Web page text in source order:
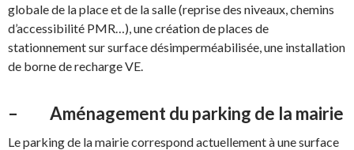
globale de la place et de la salle (reprise des niveaux, chemins
d’accessibilité PMR…), une création de places de
stationnement sur surface désimperméabilisée, une installation
de borne de recharge VE.
– Aménagement du parking de la mairie
Le parking de la mairie correspond actuellement à une surface